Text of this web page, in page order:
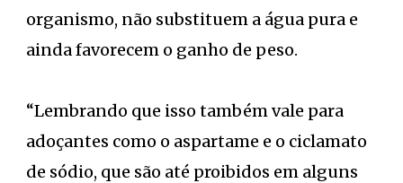
organismo, não substituem a água pura e
ainda favorecem o ganho de peso.
“Lembrando que isso também vale para
adoçantes como o aspartame e o ciclamato
de sódio, que são até proibidos em alguns